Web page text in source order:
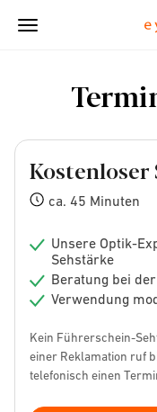
Skip
ca. 45 Minuten
Unsere Optik-
Sehstärke
Beratung bei
Verwendung
Kein Führerschein-
einer Reklamation ruf
telefonisch einen